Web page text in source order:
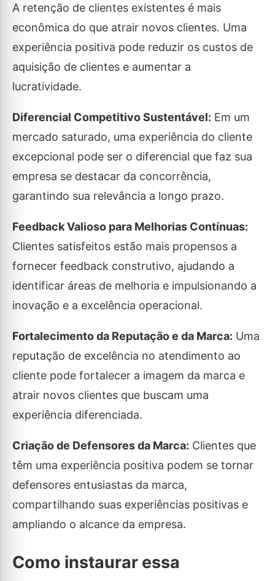
A retenção de clientes existentes é mais
econômica do que atrair novos clientes. Uma
experiência positiva pode reduzir os custos de
aquisição de clientes e aumentar a
lucratividade.
Diferencial Competitivo Sustentável: Em um
mercado saturado, uma experiência do cliente
excepcional pode ser o diferencial que faz sua
empresa se destacar da concorrência,
garantindo sua relevância a longo prazo.
Feedback Valioso para Melhorias Contínuas:
Clientes satisfeitos estão mais propensos a
fornecer feedback construtivo, ajudando a
identificar áreas de melhoria e impulsionando a
inovação e a excelência operacional.
Fortalecimento da Reputação e da Marca: Uma
reputação de excelência no atendimento ao
cliente pode fortalecer a imagem da marca e
atrair novos clientes que buscam uma
experiência diferenciada.
Criação de Defensores da Marca: Clientes que
têm uma experiência positiva podem se tornar
defensores entusiastas da marca,
compartilhando suas experiências positivas e
ampliando o alcance da empresa.
Como instaurar essa